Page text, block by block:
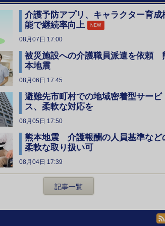
介護予防アプリ、キャラクター育成
能で継続率向上
NEW
08月07日 17:00
被災施設への介護職員派遣を依頼
本地震
08月06日 17:45
避難先市町村での地域密着型サービ
ス、柔軟な対応を
08月05日 17:50
熊本地震 介護報酬の人員基準など
柔軟な取り扱い可
08月04日 17:39
記事一覧